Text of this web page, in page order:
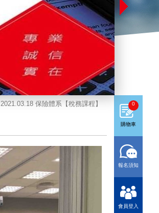
2021.03.18 保險體系【稅務課程】
購物車
0
報名須知
會員登入